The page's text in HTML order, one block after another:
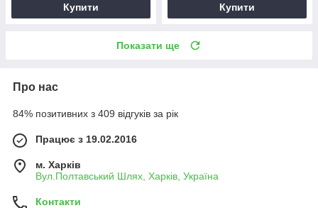
Купити Купити
Показати ще
Про нас
84% позитивних з 409 відгуків за рік
Працює з 19.02.2016
м. Харків
Вул.Полтавський Шлях, Харків, Україна
Контакти